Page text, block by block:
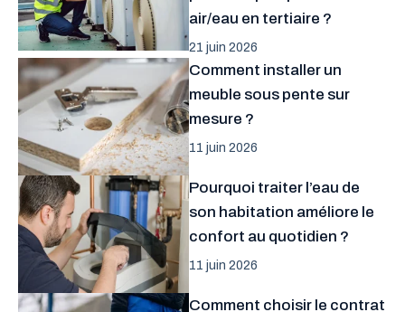
air/eau en tertiaire ?
21 juin 2026
Comment installer un
meuble sous pente sur
mesure ?
11 juin 2026
Pourquoi traiter l’eau de
son habitation améliore le
confort au quotidien ?
11 juin 2026
Comment choisir le contrat